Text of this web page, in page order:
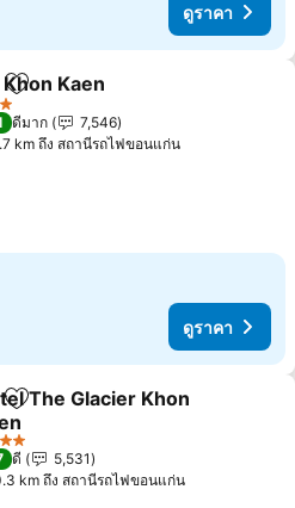
ดูราคา
เพิ่มในรายการโปรด
Khon Kaen
ว
ดีมาก
7,546
km ถึง สถานีรถไฟขอนแก่น
ดูราคา
เพิ่มในรายการโปรด
The Glacier Khon
ว
ดี
5,531
km ถึง สถานีรถไฟขอนแก่น